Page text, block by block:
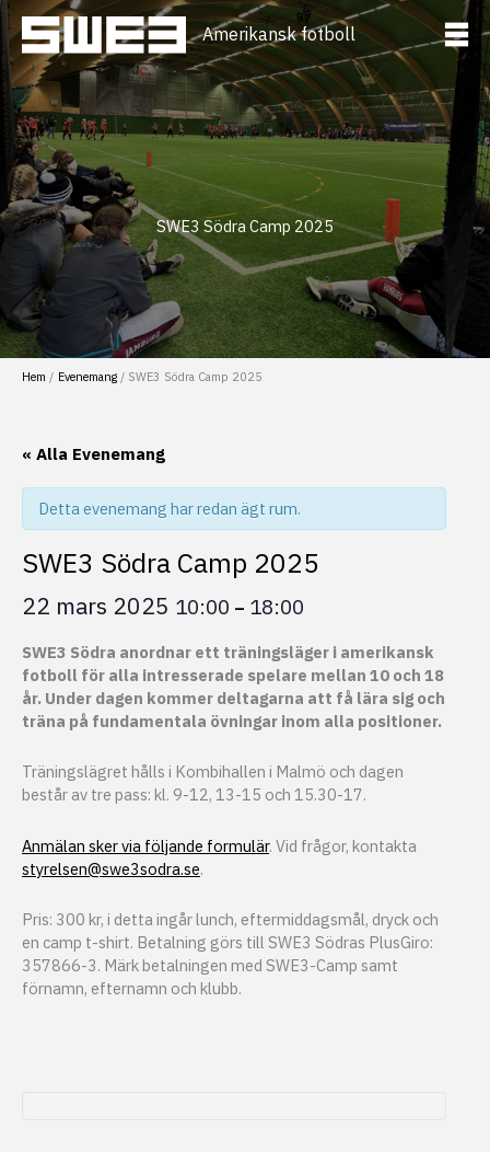
Hoppa
till
innehåll
Amerikansk fotboll
SWE3 Södra Camp 2025
Hem Evenemang SWE3 Södra Camp 2025
« Alla Evenemang
Detta evenemang har redan ägt rum.
SWE3 Södra Camp 2025
22 mars 2025 10:00 – 18:00
SWE3 Södra anordnar ett träningsläger i amerikansk
fotboll för alla intresserade spelare mellan 10 och 18
år. Under dagen kommer deltagarna att få lära sig och
träna på fundamentala övningar inom alla positioner.
Träningslägret hålls i Kombihallen i Malmö och dagen
består av tre pass: kl. 9-12, 13-15 och 15.30-17.
Anmälan sker via följande formulär. Vid frågor, kontakta
styrelsen@swe3sodra.se.
Pris: 300 kr, i detta ingår lunch, eftermiddagsmål, dryck och
en camp t-shirt. Betalning görs till SWE3 Södras PlusGiro:
357866-3. Märk betalningen med SWE3-Camp samt
förnamn, efternamn och klubb.